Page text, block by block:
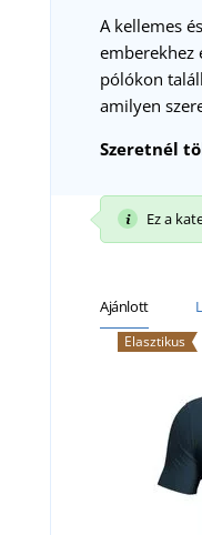
A kellemes
emberekhez
pólókon
amilyen
Szeretnél
Ez a
Ajánlott
Elasztikus